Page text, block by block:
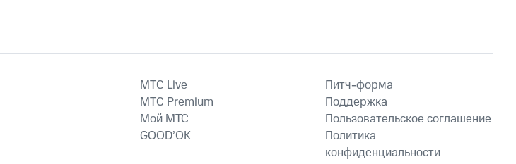
MTС Live
MTС Premium
Мой МТС
GOOD’OK
Питч-форма
Поддержка
Пользовательское соглашение
Политика
конфиденциальности